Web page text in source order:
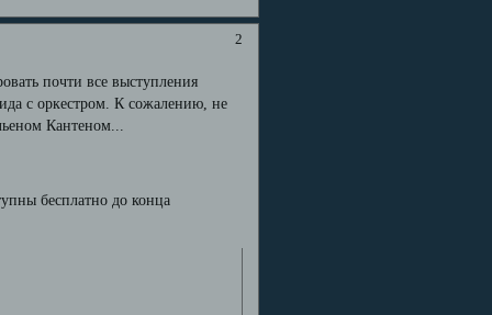
2
почти все выступления
с оркестром. К сожалению, не
Кантеном...
бесплатно до конца